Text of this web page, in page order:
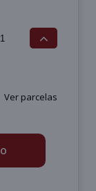
Ver parcelas